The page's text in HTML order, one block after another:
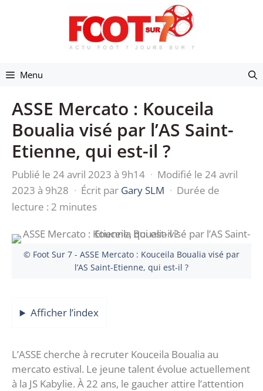
Menu
ASSE Mercato : Kouceila
Boualia visé par l’AS Saint-
Etienne, qui est-il ?
Publié le 24 avril 2023 à 9h14 · Modifié le 24 avril
2023 à 9h28 · Écrit par Gary SLM · Durée de
lecture : 2 minutes
© Foot Sur 7 - ASSE Mercato : Kouceila Boualia visé par
l’AS Saint-Etienne, qui est-il ?
Afficher l’index
L’ASSE cherche à recruter Kouceila Boualia au
mercato estival. Le jeune talent évolue actuellement
à la JS Kabylie. À 22 ans, le gaucher attire l’attention